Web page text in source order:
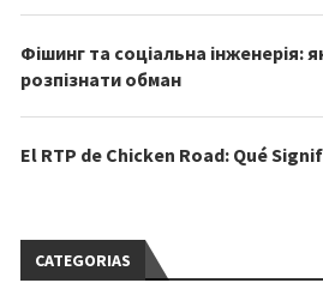
Фішинг та соціальна інженерія:
розпізнати обман
El RTP de Chicken Road: Qué
CATEGORIAS